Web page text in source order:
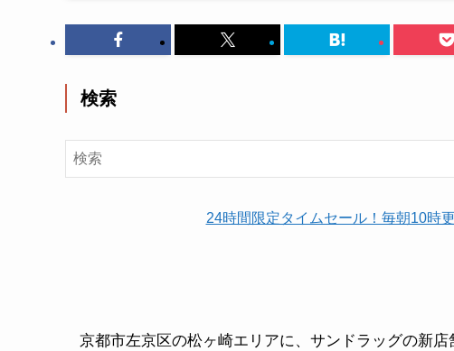
検索
24時間限定タイムセール！毎朝10時
京都市左京区の松ヶ崎エリアに、サンドラッグの新